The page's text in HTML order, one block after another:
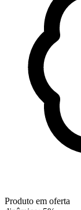
Produto em oferta